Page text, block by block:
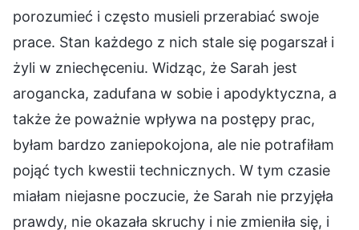
porozumieć i często musieli przerabiać swoje
prace. Stan każdego z nich stale się pogarszał i
żyli w zniechęceniu. Widząc, że Sarah jest
arogancka, zadufana w sobie i apodyktyczna, a
także że poważnie wpływa na postępy prac,
byłam bardzo zaniepokojona, ale nie potrafiłam
pojąć tych kwestii technicznych. W tym czasie
miałam niejasne poczucie, że Sarah nie przyjęła
prawdy, nie okazała skruchy i nie zmieniła się, i